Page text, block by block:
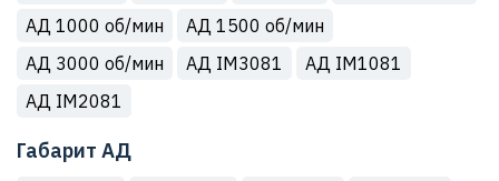
АД 1000 об/мин
АД 1500 об/мин
АД 3000 об/мин
АД IM3081
АД IM1081
АД IM2081
Габарит АД